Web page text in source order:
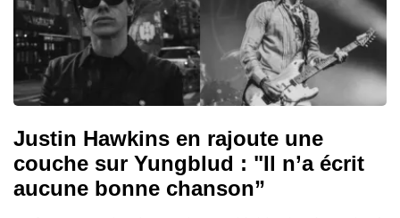
Justin Hawkins en rajoute une
couche sur Yungblud : "Il n’a écrit
aucune bonne chanson”